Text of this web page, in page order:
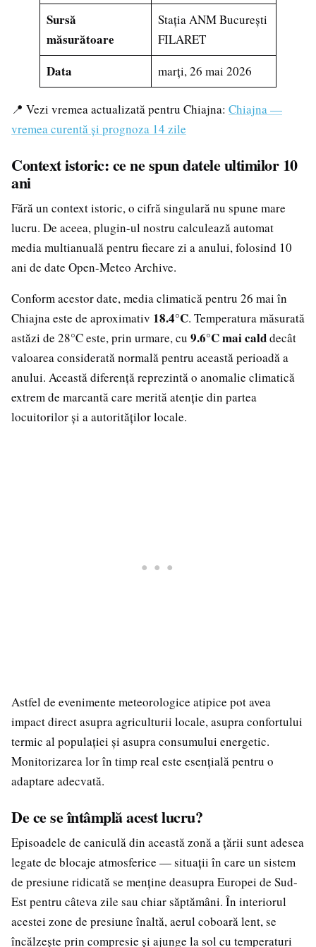
Sursă
măsurătoare
Stația ANM București
FILARET
Data marți, 26 mai 2026
📍 Vezi vremea actualizată pentru Chiajna: Chiajna —
vremea curentă și prognoza 14 zile
Context istoric: ce ne spun datele ultimilor 10
ani
Fără un context istoric, o cifră singulară nu spune mare
lucru. De aceea, plugin-ul nostru calculează automat
media multianuală pentru fiecare zi a anului, folosind 10
ani de date Open-Meteo Archive.
Conform acestor date, media climatică pentru 26 mai în
Chiajna este de aproximativ 18.4°C. Temperatura măsurată
astăzi de 28°C este, prin urmare, cu 9.6°C mai calddecât
valoarea considerată normală pentru această perioadă a
anului. Această diferență reprezintă o anomalie climatică
extrem de marcantă care merită atenție din partea
locuitorilor și a autorităților locale.
Astfel de evenimente meteorologice atipice pot avea
impact direct asupra agriculturii locale, asupra confortului
termic al populației și asupra consumului energetic.
Monitorizarea lor în timp real este esențială pentru o
adaptare adecvată.
De ce se întâmplă acest lucru?
Episoadele de caniculă din această zonă a țării sunt adesea
legate de blocaje atmosferice — situații în care un sistem
de presiune ridicată se menține deasupra Europei de Sud-
Est pentru câteva zile sau chiar săptămâni. În interiorul
acestei zone de presiune înaltă, aerul coboară lent, se
încălzește prin compresie și ajunge la sol cu temperaturi